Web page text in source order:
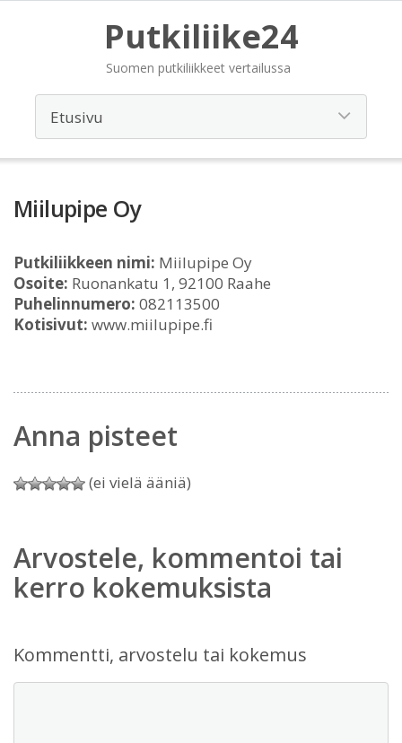
Putkiliike24
Suomen putkiliikkeet vertailussa
Miilupipe Oy
Putkiliikkeen nimi: Miilupipe Oy
Osoite: Ruonankatu 1, 92100 Raahe
Puhelinnumero: 082113500
Kotisivut: www.miilupipe.fi
Anna pisteet
(ei vielä ääniä)
Arvostele, kommentoi tai
kerro kokemuksista
Kommentti, arvostelu tai kokemus